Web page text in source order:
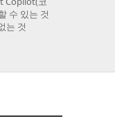
수 있는 것
는 것